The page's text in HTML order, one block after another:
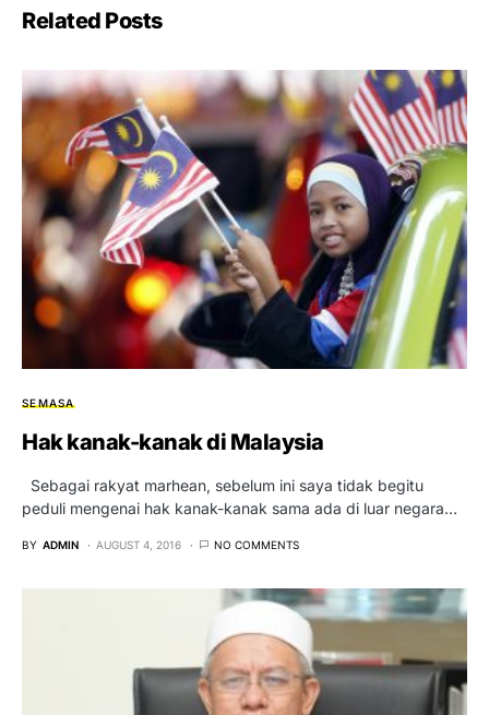
Related Posts
SEMASA
Hak kanak-kanak di Malaysia
Sebagai rakyat marhean, sebelum ini saya tidak begitu
peduli mengenai hak kanak-kanak sama ada di luar negara…
BY ADMIN AUGUST 4, 2016 NO COMMENTS